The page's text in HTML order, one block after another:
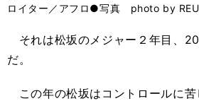
ロイター／アフロ●写真 photo by
それは松坂のメジャー２年目、
だ。
この年の松坂はコントロールに苦